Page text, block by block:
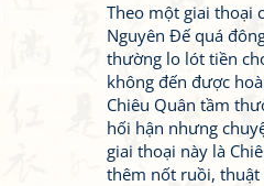
Theo một giai thoại
Nguyên Đế quá
thường lo lót tiền
không đến được
Chiêu Quân tầm
hối hận nhưng
giai thoại này là
thêm nốt ruồi, thuật